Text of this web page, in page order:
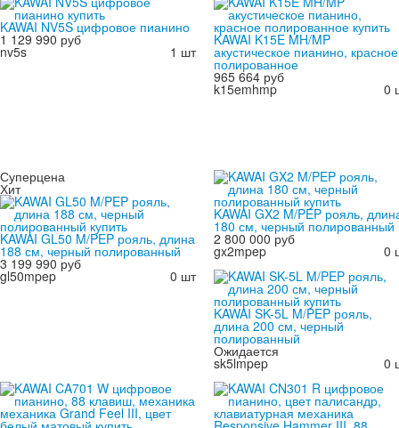
KAWAI NV5S цифровое пианино
1 129 990 руб
1 шт
nv5s
KAWAI K15E MH/MP
акустическое пианино, красное
полированное
965 664 руб
0
k15emhmp
Суперцена
Хит
KAWAI GL50 M/PEP рояль, длина
188 см, черный полированный
3 199 990 руб
0 шт
gl50mpep
KAWAI GX2 M/PEP рояль,
180 см, черный полированный
2 800 000 руб
0
gx2mpep
KAWAI SK-5L M/PEP рояль,
длина 200 см, черный
полированный
Ожидается
0
sk5lmpep